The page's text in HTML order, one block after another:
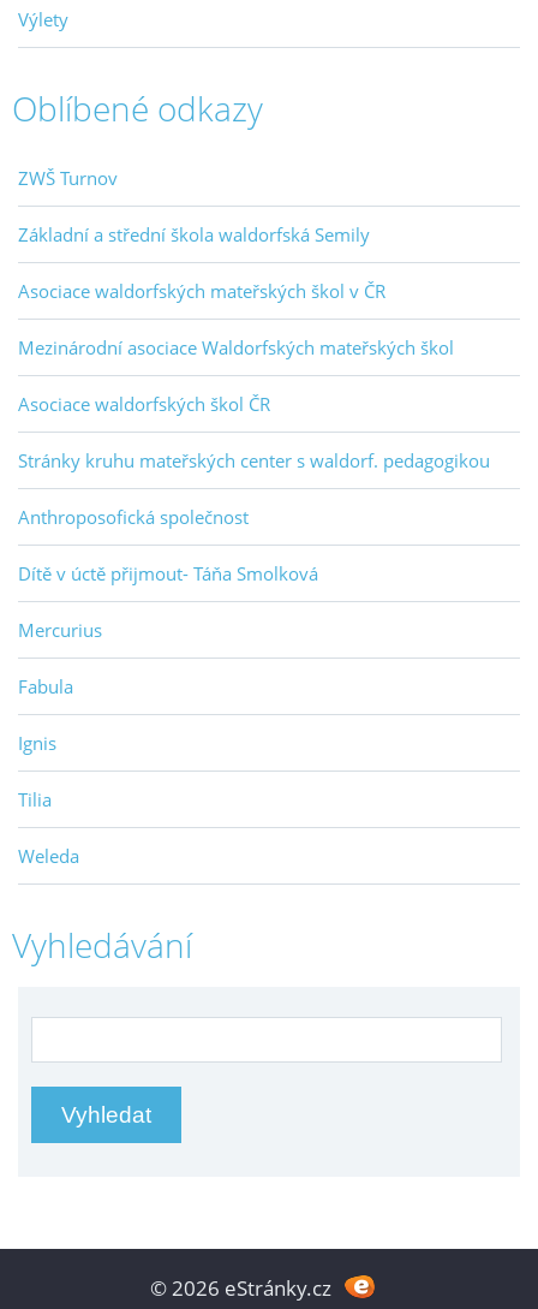
Výlety
Oblíbené odkazy
ZWŠ Turnov
Základní a střední škola waldorfská Semily
Asociace waldorfských mateřských škol v ČR
Mezinárodní asociace Waldorfských mateřských škol
Asociace waldorfských škol ČR
Stránky kruhu mateřských center s waldorf. pedagogikou
Anthroposofická společnost
Dítě v úctě přijmout- Táňa Smolková
Mercurius
Fabula
Ignis
Tilia
Weleda
Vyhledávání
© 2026 eStránky.cz